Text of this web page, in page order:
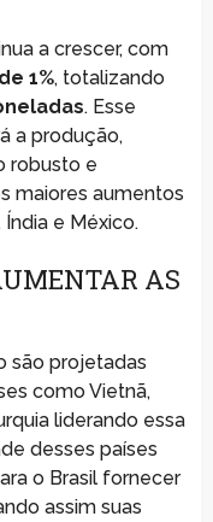
a crescer, com
1%, totalizando
. Esse
a produção,
robusto e
maiores aumentos
e México.
AS
são projetadas
como Vietnã,
liderando essa
desses países
o Brasil fornecer
assim suas